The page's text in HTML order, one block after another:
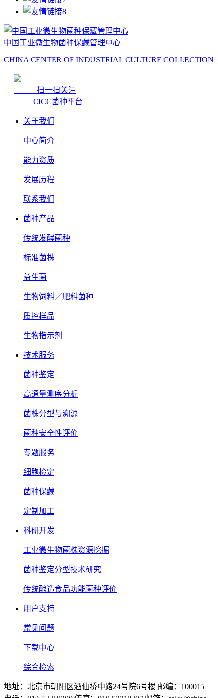
中国工业微生物菌种保藏管理中心
CHINA CENTER OF INDUSTRIAL CULTURE COLLECTION
扫一扫关注
CICC菌种平台
关于我们
中心简介
能力资质
发展历程
联系我们
菌种产品
传统发酵菌种
标准菌株
益生菌
生物饲料／肥料菌种
质控样品
生物指示剂
技术服务
菌种鉴定
高通量测序分析
菌株分型与溯源
菌种安全性评价
专题服务
细胞检定
菌种保藏
定制加工
科研开发
工业微生物菌株资源挖掘
菌种鉴定分型技术研究
传统酿造食品功能菌种评价
用户支持
常见问题
下载中心
综合检索
地址：北京市朝阳区酒仙桥中路24号院6号楼 邮编：100015